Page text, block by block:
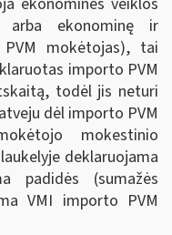
arba ekonominę ir
mokėtojas), tai
importo PVM
todėl jis neturi
dėl importo PVM
mokestinio
deklaruojama
padidės (sumažės
VMI importo PVM